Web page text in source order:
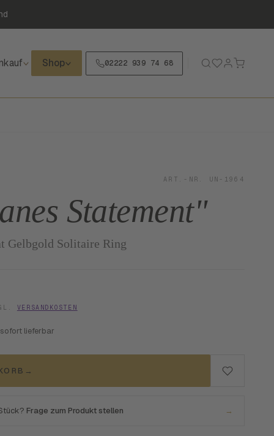
Shop 02222 939 74 68
ART.-NR. UN-1964
Statement"
Gelbgold Solitaire Ring
VERSANDKOSTEN
lieferbar
→
Frage zum Produkt stellen →